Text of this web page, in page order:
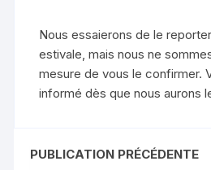
Nous essaierons de le
estivale, mais nous ne
mesure de vous le confirmer.
informé dès que nous aurons
PUBLICATION PRÉCÉDENTE